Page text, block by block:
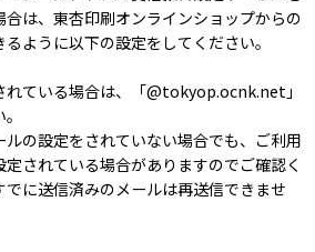
は、東杏印刷オンラインショップからの
ように以下の設定をしてください。
れている場合は、「@tokyop.ocnk.net」
ルの設定をされていない場合でも、ご利用
されている場合がありますのでご確認く
でに送信済みのメールは再送信できませ